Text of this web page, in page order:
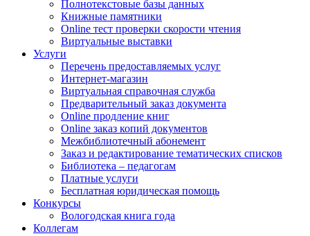
Полнотекстовые базы данных
Книжные памятники
Online тест проверки скорости чтения
Виртуальные выставки
Услуги
Перечень предоставляемых услуг
Интернет-магазин
Виртуальная справочная служба
Предварительный заказ документа
Online продление книг
Online заказ копий документов
Межбиблиотечный абонемент
Заказ и редактирование тематических списков
Библиотека – педагогам
Платные услуги
Бесплатная юридическая помощь
Конкурсы
Вологодская книга года
Коллегам